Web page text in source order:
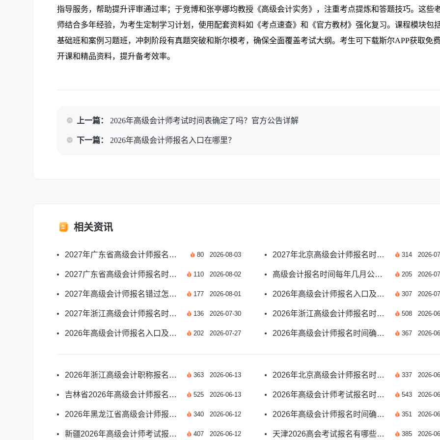
指导服务，帮助提升评审通过率；于竞博和张亭娜均教授《高级会计实务》，注重考点提炼和答题技巧。这些
师结合多年经验，为考生定制学习计划，使用配套资料如《考点速查》和《官方教材》强化复习。课程模块包
基础班和案例习题班，冲刺阶段有真题突破和斯尔模考，确保全面覆盖考试大纲。考生可下载斯尔APP获取免
开课和精品资料，提升备考效率。
上一篇： 2026年高级会计师考试时间表确定了吗？官方公告详解
下一篇： 2026年高级会计师报名入口在哪里？
相关资讯
2027年广东省高级会计师报名月份及报考要点一览 80 2026-08-03
2027广东省高级会计师报名时间及报考要点汇总 110 2026-08-02
2027年高级会计师报名错过怎么办？应对方案汇总 177 2026-08-01
2027年浙江高级会计师报名时间及报考安排汇总 136 2026-07-30
2026年高级会计师报名入口及报名时间安排详解 202 2026-07-27
2027年北京高级会计师报名时间预测及报考指南 314 2026-
高级会计报名时间每年几月公布？附2026年安排 205 2026-
2026年高级会计师报名入口及报名时间如何安排？ 307 2026-
2026年浙江高级会计师报名时间及条件有哪些？ 508 2026-
2026年高级会计师报名时间确定了吗？速看 367 2026-
2026年浙江高级会计职称报名时间是哪天？ 363 2026-06-13
吉林省2026年高级会计师报名须知有哪些？ 525 2026-06-13
2026年黑龙江省高级会计师报名时间是哪天？ 340 2026-06-12
新疆2026年高级会计师考试报名须知有哪些？ 407 2026-06-12
2026年北京高级会计师报名时间确定了吗？ 337 2026-
2026年高级会计师考试报名时间公布了吗？ 543 2026-
2026年高级会计师报名时间确定了吗？速看 351 2026-
天津2026高会考试报名有哪些重要提示？ 385 2026-